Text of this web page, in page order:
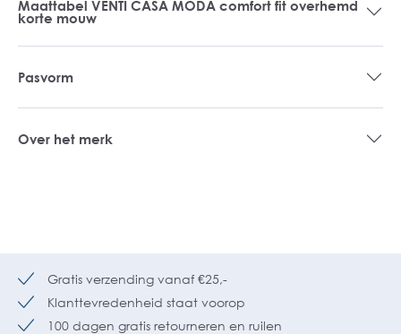
Maattabel VENTI CASA MODA comfort fit overhemd
korte mouw
Pasvorm
Over het merk
Gratis verzending vanaf €25,-
Klanttevredenheid staat voorop
100 dagen gratis retourneren en ruilen